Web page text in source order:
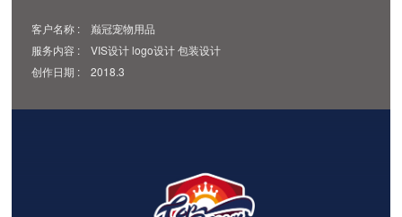
客户名称 : 巅冠宠物用品
服务内容 : VIS设计 logo设计 包装设计
创作日期 : 2018.3